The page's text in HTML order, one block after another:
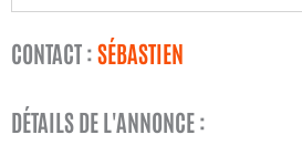
CONTACT :SÉBASTIEN
DÉTAILS DE L'ANNONCE :